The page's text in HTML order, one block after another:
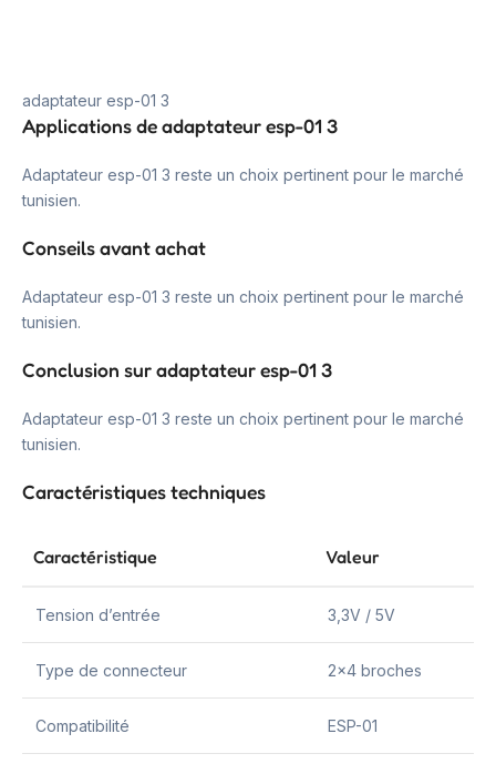
adaptateur esp-01 3
Applications de adaptateur esp-01 3
Adaptateur esp-01 3 reste un choix pertinent pour le marché
tunisien.
Conseils avant achat
Adaptateur esp-01 3 reste un choix pertinent pour le marché
tunisien.
Conclusion sur adaptateur esp-01 3
Adaptateur esp-01 3 reste un choix pertinent pour le marché
tunisien.
Caractéristiques techniques
Caractéristique Valeur
Tension d’entrée 3,3V / 5V
Type de connecteur 2×4 broches
Compatibilité ESP-01